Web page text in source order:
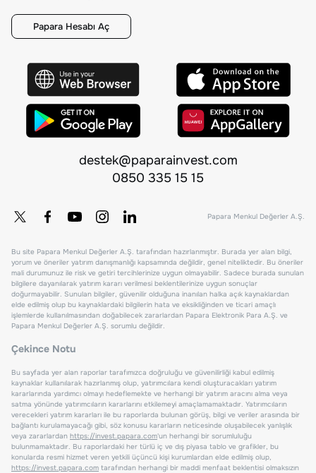
Papara Hesabı Aç
destek@paparainvest.com
0850 335 15 15
Papara Menkul Değerler A.Ş.
Bu site Papara Menkul Değerler A.Ş. tarafından hazırlanmıştır. Burada yer alan bilgi,
yorum ve öneriler yatırım danışmanlığı kapsamında değildir, genel niteliktedir. Bu öneriler
mali durumunuz ile risk ve getiri tercihlerinize uygun olmayabilir. Sadece burada sunulan
bilgilere dayanılarak yatırım kararı verilmesi beklentilerinize uygun sonuçlar
doğurmayabilir. Sunulan bilgiler, güvenilir olduğuna inanılan halka açık kaynaklardan
elde edilmiş olup bu kaynaklardaki bilgilerin hata ve eksikliğinden ve ticari amaçlı
işlemlerde kullanılmasından doğabilecek zararlardan Papara Elektronik Para A.Ş. ve
Papara Menkul Değerler A.Ş. sorumlu değildir.
Çekince Notu
Bu sayfada yer alan raporlar tarafımızca doğruluğu ve güvenilirliği kabul edilmiş
kaynaklar kullanılarak hazırlanmış olup, yatırımcılara kendi oluşturacakları yatırım
kararlarında yardımcı olmayı hedeflemekte ve herhangi bir yatırım aracını alma veya
satma yönünde yatırımcıların kararlarını etkilemeyi amaçlamamaktadır. Yatırımcıların
verecekleri yatırım kararları ile bu raporlarda bulunan görüş, bilgi ve veriler arasında bir
bağlantı kurulamayacağı gibi, söz konusu kararların neticesinde oluşabilecek yanlışlık
veya zararlardan https://invest.papara.com'un herhangi bir sorumluluğu
bulunmamaktadır. Bu raporlardaki her türlü iç ve dış piyasa tablo ve grafikler, bu
konularda resmi hizmet veren yetkili üçüncü kişi kurumlardan elde edilmiş olup,
https://invest.papara.com tarafından herhangi bir maddi menfaat beklentisi olmaksızın